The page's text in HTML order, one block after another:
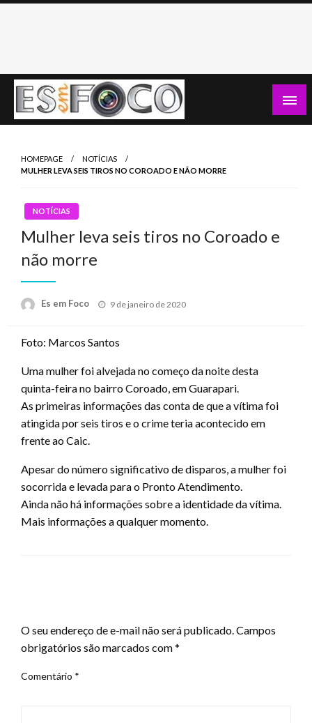
Skip
HOMEPAGE
NOTÍCIAS
MULHER LEVA SEIS TIROS NO COROADO E NÃO MORRE
NOTÍCIAS
Mulher leva seis tiros no Coroado e
não morre
Es em Foco
Posted
9 de janeiro de 2020
Foto: Marcos Santos
Uma mulher foi alvejada no começo da noite desta
quinta-feira no bairro Coroado, em Guarapari.
As primeiras informações das conta de que a vítima foi
atingida por seis tiros e o crime teria acontecido em
frente ao Caic.
Apesar do número significativo de disparos, a mulher foi
socorrida e levada para o Pronto Atendimento.
Ainda não há informações sobre a identidade da vítima.
Mais informações a qualquer momento.
O seu endereço de e-mail não será publicado.Campos
obrigatórios são marcados com*
Comentário *